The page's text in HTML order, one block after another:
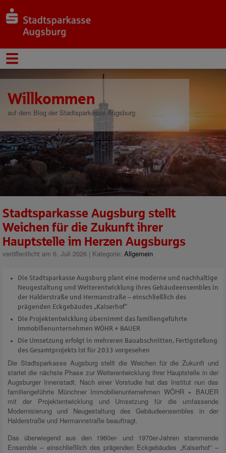
Willkommen
auf dem Blog der Stadtsparkasse Augsburg
Stadtsparkasse Augsburg stellt
Weichen für die Zukunft ihrer
Hauptstelle im Herzen Augsburgs
veröffentlicht am 6. Juli 2026 | Kategorie: Allgemein
Die Stadtsparkasse Augsburg plant eine moderne und nachhaltige
Neugestaltung und Weiterentwicklung ihres Gebäudeensembles in
der Halderstraße und Hermanstraße – einschließlich des
prägenden Eckgebäudes „Kaiserhof“
Die Projektentwicklung übernimmt das familiengeführte
Immobilienunternehmen WÖHR + BAUER
Die Umsetzung erfolgt in mehreren Bauabschnitten, Fertigstellung
des Gesamtprojekts ist für 2033 vorgesehen
Die Stadtsparkasse Augsburg stellt die Weichen für die Zukunft und
startet die nächste Phase zur Weiterentwicklung ihrer Hauptstelle in der
Augsburger Innenstadt. Nach einer Vorstudie hat das Institut nun das
familiengeführte Münchner Immobilienunternehmen WÖHR + BAUER
mit der Projektentwicklung und Umsetzung für die umfassende
Modernisierung und Neugestaltung des Gebäudeensembles in der
Halderstraße und Hermannstraße beauftragt.
Das überwiegend aus den 1960er- und 1970er-Jahren stammende
Ensemble – einschließlich des prägenden Eckgebäudes „Kaiserhof“ –